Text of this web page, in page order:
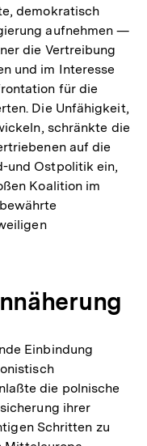
demokratisch
aufnehmen —
die Vertreibung
und im Interesse
für die
Die Unfähigkeit,
schränkte die
auf die
und Ostpolitik ein,
Koalition im
Einbindung
die polnische
ihrer
Schritten zu